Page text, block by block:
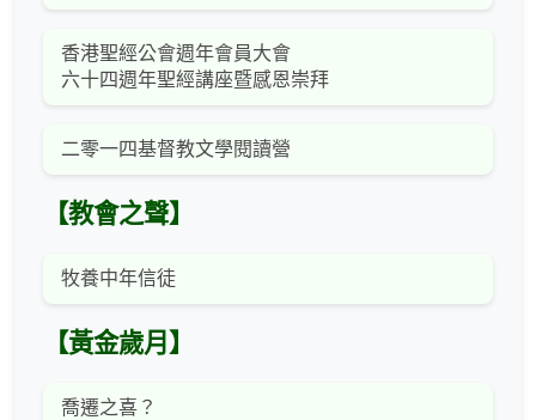
香港聖經公會週年會員大會
六十四週年聖經講座暨感恩崇拜
二零一四基督教文學閱讀營
【教會之聲】
牧養中年信徒
【黃金歲月】
喬遷之喜？